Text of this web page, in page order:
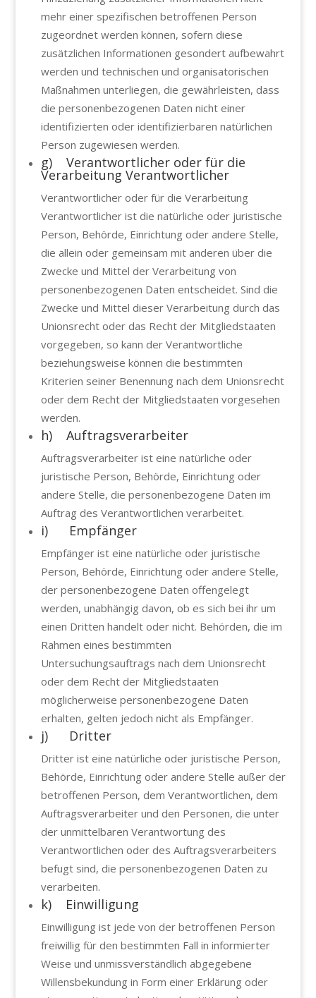
mehr einer spezifischen betroffenen Person
zugeordnet werden können, sofern diese
zusätzlichen Informationen gesondert aufbewahrt
werden und technischen und organisatorischen
Maßnahmen unterliegen, die gewährleisten, dass
die personenbezogenen Daten nicht einer
identifizierten oder identifizierbaren natürlichen
Person zugewiesen werden.
g) Verantwortlicher oder für die
Verarbeitung Verantwortlicher
Verantwortlicher oder für die Verarbeitung
Verantwortlicher ist die natürliche oder juristische
Person, Behörde, Einrichtung oder andere Stelle,
die allein oder gemeinsam mit anderen über die
Zwecke und Mittel der Verarbeitung von
personenbezogenen Daten entscheidet. Sind die
Zwecke und Mittel dieser Verarbeitung durch das
Unionsrecht oder das Recht der Mitgliedstaaten
vorgegeben, so kann der Verantwortliche
beziehungsweise können die bestimmten
Kriterien seiner Benennung nach dem Unionsrecht
oder dem Recht der Mitgliedstaaten vorgesehen
werden.
h) Auftragsverarbeiter
Auftragsverarbeiter ist eine natürliche oder
juristische Person, Behörde, Einrichtung oder
andere Stelle, die personenbezogene Daten im
Auftrag des Verantwortlichen verarbeitet.
i) Empfänger
Empfänger ist eine natürliche oder juristische
Person, Behörde, Einrichtung oder andere Stelle,
der personenbezogene Daten offengelegt
werden, unabhängig davon, ob es sich bei ihr um
einen Dritten handelt oder nicht. Behörden, die im
Rahmen eines bestimmten
Untersuchungsauftrags nach dem Unionsrecht
oder dem Recht der Mitgliedstaaten
möglicherweise personenbezogene Daten
erhalten, gelten jedoch nicht als Empfänger.
j) Dritter
Dritter ist eine natürliche oder juristische Person,
Behörde, Einrichtung oder andere Stelle außer der
betroffenen Person, dem Verantwortlichen, dem
Auftragsverarbeiter und den Personen, die unter
der unmittelbaren Verantwortung des
Verantwortlichen oder des Auftragsverarbeiters
befugt sind, die personenbezogenen Daten zu
verarbeiten.
k) Einwilligung
Einwilligung ist jede von der betroffenen Person
freiwillig für den bestimmten Fall in informierter
Weise und unmissverständlich abgegebene
Willensbekundung in Form einer Erklärung oder